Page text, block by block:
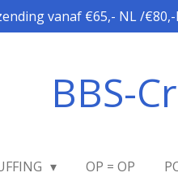
vanaf €65,- NL /€80,-
BBS-
OP = OP